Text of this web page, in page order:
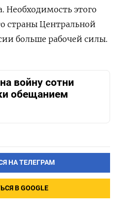
Необходимость этого
страны Центральной
больше рабочей силы.
войну сотни
обещанием
НА ТЕЛЕГРАМ
В GOOGLE